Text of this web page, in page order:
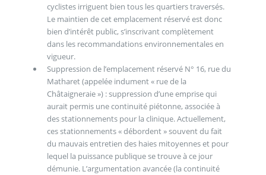
cyclistes irriguent bien tous les quartiers traversés.
Le maintien de cet emplacement réservé est donc
bien d’intérêt public, s’inscrivant complètement
dans les recommandations environnementales en
vigueur.
Suppression de l’emplacement réservé N° 16, rue du
Matharet (appelée indument « rue de la
Châtaigneraie ») : suppression d’une emprise qui
aurait permis une continuité piétonne, associée à
des stationnements pour la clinique. Actuellement,
ces stationnements « débordent » souvent du fait
du mauvais entretien des haies mitoyennes et pour
lequel la puissance publique se trouve à ce jour
démunie. L’argumentation avancée (la continuité